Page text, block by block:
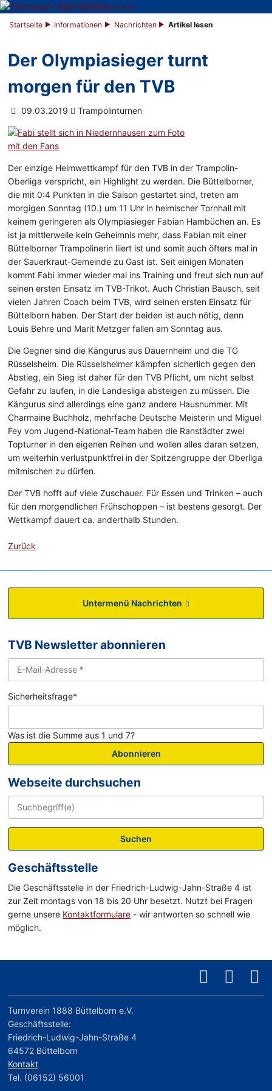
Startseite Informationen Nachrichten Artikel lesen
Der Olympiasieger turnt
morgen für den TVB
09.03.2019 Trampolinturnen
Der einzige Heimwettkampf für den TVB in der Trampolin-
Oberliga verspricht, ein Highlight zu werden. Die Büttelborner,
die mit 0:4 Punkten in die Saison gestartet sind, treten am
morgigen Sonntag (10.) um 11 Uhr in heimischer Tornhall mit
keinem geringeren als Olympiasieger Fabian Hambüchen an. Es
ist ja mittlerweile kein Geheimnis mehr, dass Fabian mit einer
Büttelborner Trampolinerin liiert ist und somit auch öfters mal in
der Sauerkraut-Gemeinde zu Gast ist. Seit einigen Monaten
kommt Fabi immer wieder mal ins Training und freut sich nun auf
seinen ersten Einsatz im TVB-Trikot. Auch Christian Bausch, seit
vielen Jahren Coach beim TVB, wird seinen ersten Einsatz für
Büttelborn haben. Der Start der beiden ist auch nötig, denn
Louis Behre und Marit Metzger fallen am Sonntag aus.
Die Gegner sind die Kängurus aus Dauernheim und die TG
Rüsselsheim. Die Rüsselsheimer kämpfen sicherlich gegen den
Abstieg, ein Sieg ist daher für den TVB Pflicht, um nicht selbst
Gefahr zu laufen, in die Landesliga absteigen zu müssen. Die
Kängurus sind allerdings eine ganz andere Hausnummer. Mit
Charmaine Buchholz, mehrfache Deutsche Meisterin und Miguel
Fey vom Jugend-National-Team haben die Ranstädter zwei
Topturner in den eigenen Reihen und wollen alles daran setzen,
um weiterhin verlustpunktfrei in der Spitzengruppe der Oberliga
mitmischen zu dürfen.
Der TVB hofft auf viele Zuschauer. Für Essen und Trinken – auch
für den morgendlichen Frühschoppen – ist bestens gesorgt. Der
Wettkampf dauert ca. anderthalb Stunden.
Zurück
Untermenü Nachrichten
TVB Newsletter abonnieren
Sicherheitsfrage*
Was ist die Summe aus 1 und 7?
Abonnieren
Webseite durchsuchen
Suchen
Geschäftsstelle
Die Geschäftsstelle in der Friedrich-Ludwig-Jahn-Straße 4 ist
zur Zeit montags von 18 bis 20 Uhr besetzt. Nutzt bei Fragen
gerne unsere Kontaktformulare - wir antworten so schnell wie
möglich.
Turnverein 1888 Büttelborn e.V.
Geschäftsstelle:
Friedrich-Ludwig-Jahn-Straße 4
64572 Büttelborn
Kontakt
Tel. (06152) 56001